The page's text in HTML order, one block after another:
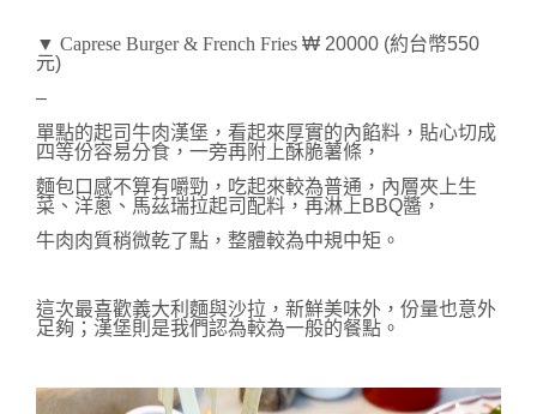
▼ Caprese Burger & French Fries ₩ 20000 (約台幣550
元)
–
單點的起司牛肉漢堡，看起來厚實的內餡料，貼心切成
四等份容易分食， 一旁再附上酥脆薯條，
麵包口感不算有嚼勁，吃起來較為普通， 內層夾上生
菜、洋蔥、馬茲瑞拉起司配料，再淋上BBQ醬，
牛肉肉質稍微乾了點，整體較為中規中矩。
這次最喜歡義大利麵與沙拉，新鮮美味外，份量也意外
足夠； 漢堡則是我們認為較為一般的餐點。